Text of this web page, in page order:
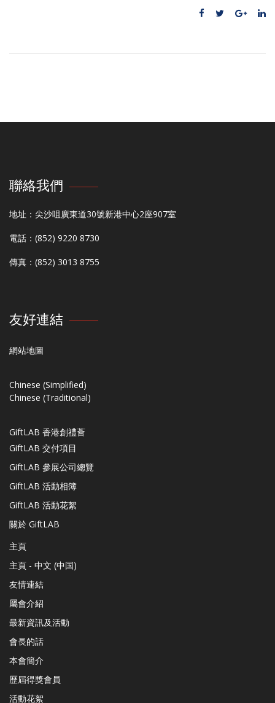
聯絡我們
地址：尖沙咀廣東道30號新港中心2座907室
電話：(852) 9220 8730
傳真：(852) 3013 8755
友好連結
網站地圖
Chinese (Simplified)
Chinese (Traditional)
GiftLAB 香港創禮薈
GiftLAB 交付項目
GiftLAB 參展公司總覽
GiftLAB 活動相簿
GiftLAB 活動花絮
關於 GiftLAB
主頁
主頁 - 中文 (中国)
友情連結
屬會介紹
最新資訊及活動
會長的話
本會簡介
歷屆得獎會員
活動花絮